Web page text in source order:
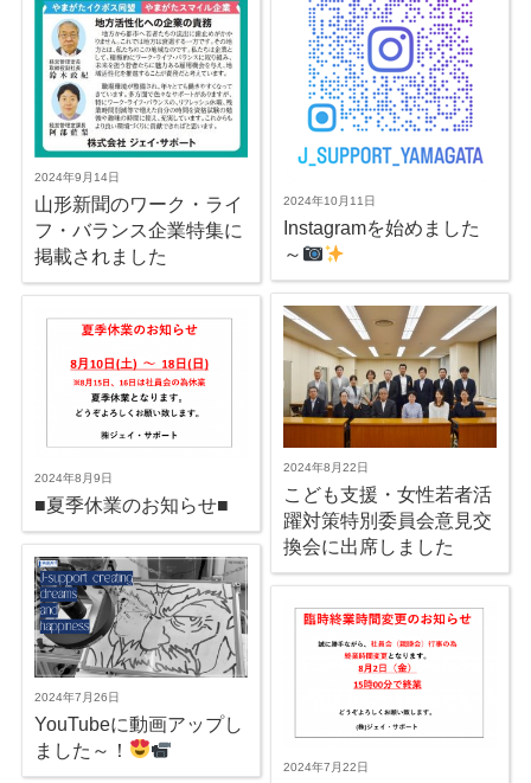
2024年10月11日
Instagramを始めました
～
2024年9月14日
山形新聞のワーク・ライ
フ・バランス企業特集に
掲載されました
2024年8月22日
こども支援・女性若者活
躍対策特別委員会意見交
換会に出席しました
2024年8月9日
■夏季休業のお知らせ■
2024年7月26日
YouTubeに動画アップし
ました～！
2024年7月22日